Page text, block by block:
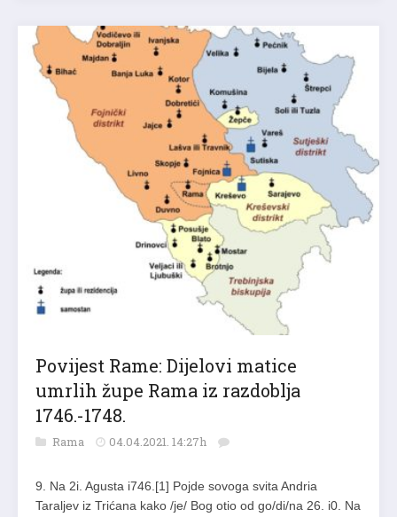
Povijest Rame: Dijelovi matice
umrlih župe Rama iz razdoblja
1746.-1748.
Rama 04.04.2021. 14:27h
9. Na 2i. Agusta i746.[1] Pojde sovoga svita Andria
Taraljev iz Trićana kako /je/ Bog otio od go/di/na 26. i0. Na